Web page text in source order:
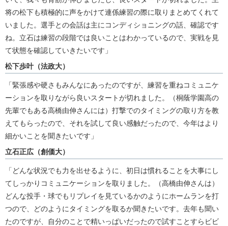
将の松下も積極的に声をかけて連係練習の際に取りまとめてくれて
いました。選手との会話は主にコンディショニングの話、確認です
ね。立石は練習の段階では良いことはわかっているので、実戦を見
て状態を確認していきたいです」
松下歩叶（法政大）
「緊張感や硬さもみんなにあったのですが、練習を重ねコミュニケ
ーションを取りながら良いスタートが切れました。（桐蔭学園高の
先輩でもある高橋由伸さんには）打撃でのタイミングの取り方を教
えてもらったので、それを試して良い感触だったので、今年はより
細かいことを聞きたいです」
立石正広（創価大）
「どんな状況でも力を出せるように、初日は慣れることを大事にし
てしっかりコミュニケーションを取りました。（高橋由伸さんは）
どんな投手・球でもリプレイを見ているかのようにホームランを打
つので、どのようにタイミングを取るか聞きたいです。去年も聞い
たのですが、自分のことで精いっぱいだったので試すことすらビビ